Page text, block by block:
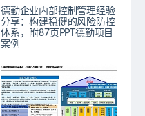
德勤企业内部控制管理经验
分享：构建稳健的风险防控
体系，附87页PPT德勤项目
案例